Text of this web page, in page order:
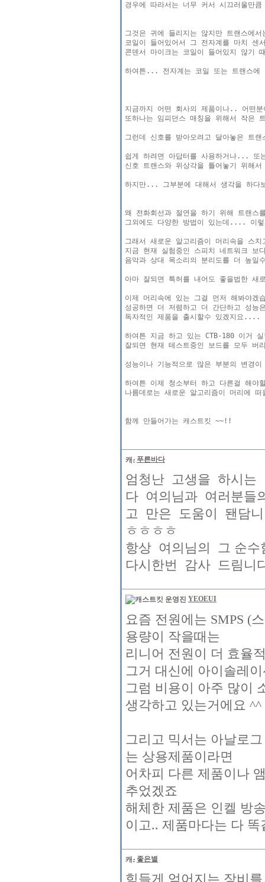
경우에 따라서는 너무 커서 시끄러울만
그것은 귀에 들리지는 않지만 트랜스에
코일이 들어있어서 그 전자계를 마치 센
콘덴서 마이크는 코일이 들어있지 않기
하여튼... 전자계는 코일 또는 트랜스
지금까지 어떤 회사의 제품이나.. 어떤
또하나는 임피던스 매칭을 위해서 작은
그런데 신호를 받아오려고 달아놓은 트
쉽게 하려면 아답터를 사용하거나... 또
신호 트랜스와 위상각을 틀어놓기 위해
하지만... 그부분에 대해서 생각을 하다
왜 전화회선과 절연을 하기 위해 트랜스
그외에도 다양한 방법이 있는데.... 이
그래서 새로운 알고리즘이 머리속을 스
지금 현재 실험중인 스피치 네트워크
음악과 상대 목소리의 분리도를 더 높
아마 잘되면 특허를 내어도 좋을법한 새
이제 머리속에 있는 그걸 먼저 해봐야겠
성공하면 더 저렴하고 더 간단하고 성
독자적인 제품을 출시할수 있겠지요....
하여튼 지금 하고 있는 CTB-180 이거
잘되면 현재 테스트중인 보드를 모두 버
성능이나 기능적으로 많은 부분의 변경
하여튼 이제 청소부터 하고 다른걸 해야
나름데로는 새로운 알고리즘이 머리에
푸른바다
엄청난 고생을 하시는
다 여의님과 여러분
고 만은 도움이 됀담
ㅎㅎㅎㅎ
항상 여의님의 그 순
다시한번 감사 드림
YEOEUI
요즘 전원에는 SMPS (
용량이 작을때는
리니어 전원이 더 효율
그거 대신에 아이솔레
그럼 비용이 아주 많이
생각하고 있는거에요 ^^
그리고 믹서는 아날로
는 상용제품이라면
어차피 다른 제품이나
추었겠죠
해체한 제품은 인켈 방
이고.. 제품마다는 다 똑
좋은별
힘들게 얻어지는 장비